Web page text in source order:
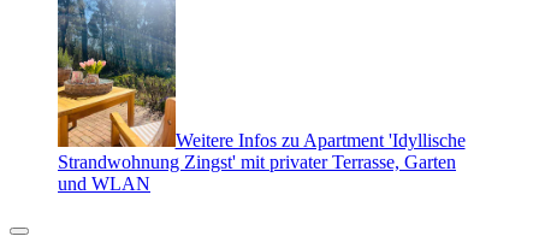
Weitere Infos zu Apartment 'Idyllische
Strandwohnung Zingst' mit privater Terrasse, Garten
und WLAN